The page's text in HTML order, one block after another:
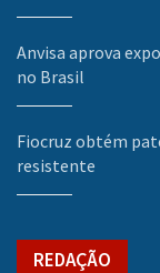
Anvisa aprova
no Brasil
Fiocruz obtém
resistente
REDAÇÃO